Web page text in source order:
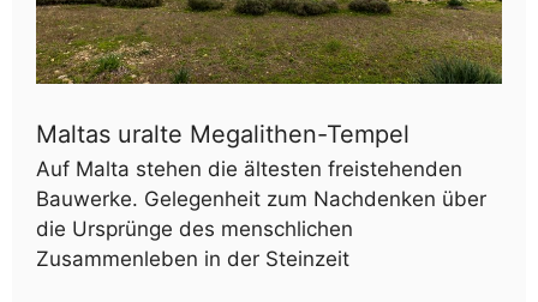
Maltas uralte Megalithen-Tempel
Auf Malta stehen die ältesten freistehenden
Bauwerke. Gelegenheit zum Nachdenken über
die Ursprünge des menschlichen
Zusammenleben in der Steinzeit